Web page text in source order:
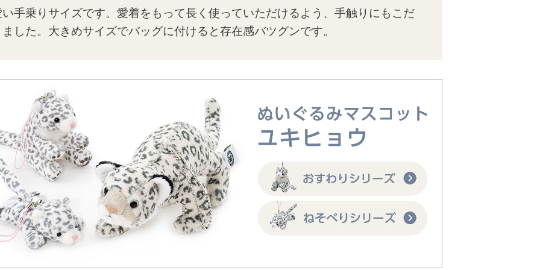
手乗りサイズです。愛着をもって長く使っていただけるよう、手触りにもこだ
した。大きめサイズでバッグに付けると存在感バツグンです。